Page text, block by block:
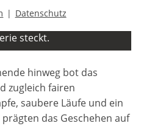
neun
-fahrer eindrucksvoll,
steckt.
hinweg bot das
zugleich fairen
saubere Läufe und ein
das Geschehen auf
die Kernfunktionalität
die Website nutzbar zu
kann die Website nicht
| Datenschutz